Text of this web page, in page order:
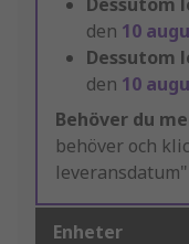
Dessutom
den 10
Dessutom
den 10
Behöver du
behöver och
leveransdatum"
Enheter